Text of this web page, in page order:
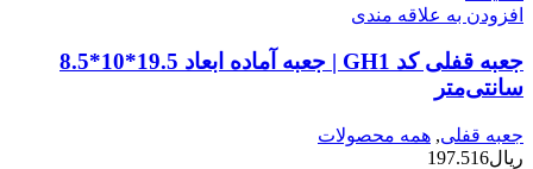
افزودن به علاقه مندی
جعبه قفلی کد GH1 | جعبه آماده ابعاد 19.5*10*8.5
سانتی‌متر
جعبه قفلی, همه محصولات
ریال197.516